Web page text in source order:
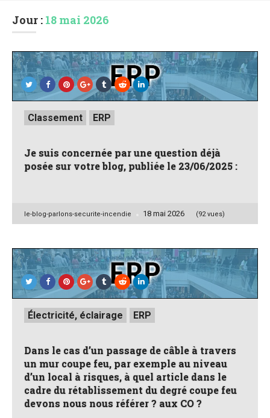
Jour : 18 mai 2026
Posted
inClassement ERP
Je suis concernée par une question déjà
posée sur votre blog, publiée le 23/06/2025 :
Posted
le-blog-parlons-securite-incendie 18 mai 2026 (92 vues)
Posted
inÉlectricité, éclairage ERP
Dans le cas d’un passage de câble à travers
un mur coupe feu, par exemple au niveau
d’un local à risques, à quel article dans le
cadre du rétablissement du degré coupe feu
devons nous nous référer ? aux CO ?